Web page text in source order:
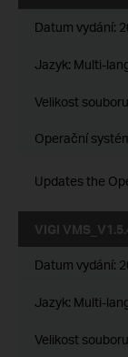
Datum vydání:
Jazyk: Multi-
Velikost
Operační
Updates the
VIGI
Datum vydání:
Jazyk: Multi-
Velikost